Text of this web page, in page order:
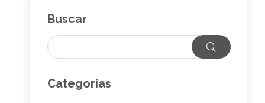
Buscar
Categorias